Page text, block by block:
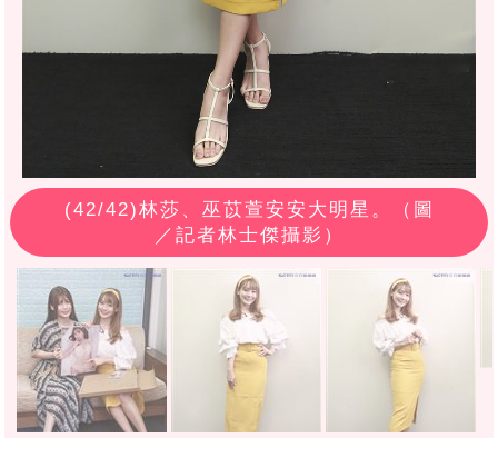
(42/42)林莎、巫苡萱安安大明星。（圖
／記者林士傑攝影）